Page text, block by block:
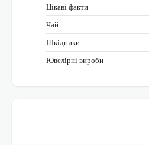
Цікаві факти
Чай
Шкідники
Ювелірні вироби